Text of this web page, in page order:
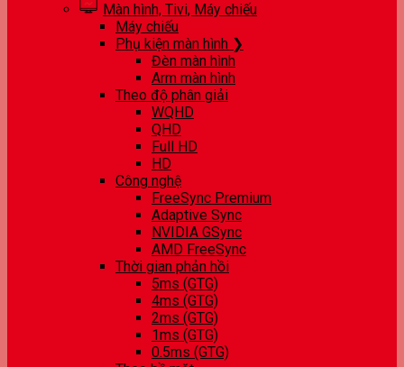
Màn hình, Tivi, Máy chiếu
Máy chiếu
Phụ kiện màn hình ❯
Đèn màn hình
Arm màn hình
Theo độ phân giải
WQHD
QHD
Full HD
HD
Công nghệ
FreeSync Premium
Adaptive Sync
NVIDIA GSync
AMD FreeSync
Thời gian phản hồi
5ms (GTG)
4ms (GTG)
2ms (GTG)
1ms (GTG)
0.5ms (GTG)